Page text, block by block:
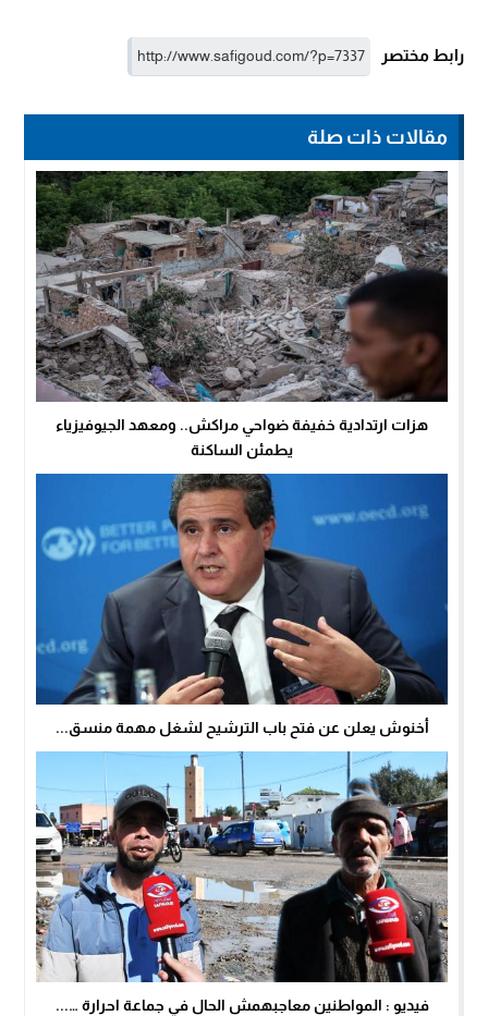
رابط مختصر
مقالات ذات صلة
هزات ارتدادية خفيفة ضواحي مراكش.. ومعهد الجيوفيزياء
يطمئن الساكنة
أخنوش يعلن عن فتح باب الترشيح لشغل مهمة منسق...
فيديو : المواطنين معاجبهمش الحال في جماعة احرارة …...